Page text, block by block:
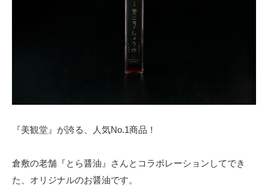
『美観堂』が誇る、人気No.1商品！
倉敷の老舗『とら醤油』さんとコラボレーションしてでき
た、オリジナルのお醤油です。